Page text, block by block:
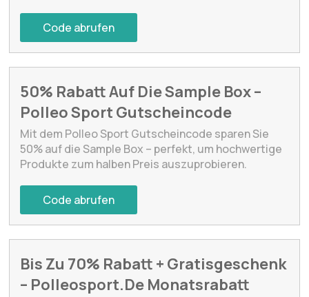
Code abrufen
50% Rabatt Auf Die Sample Box –
Polleo Sport Gutscheincode
Mit dem Polleo Sport Gutscheincode sparen Sie
50% auf die Sample Box – perfekt, um hochwertige
Produkte zum halben Preis auszuprobieren.
Code abrufen
Bis Zu 70% Rabatt + Gratisgeschenk
– Polleosport.De Monatsrabatt